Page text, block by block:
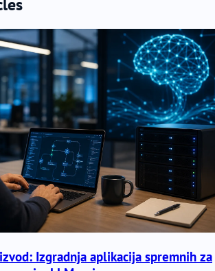
Izgradnja aplikacija spremnih za